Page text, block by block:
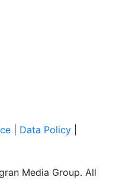
Data Policy
Media Group. All